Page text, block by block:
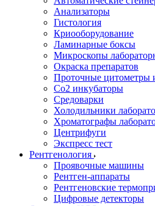
Анализаторы
Гистология
Криооборудование
Ламинарные боксы
Микроскопы
Окраска препаратов
Проточные цитометры
Со2 инкубаторы
Средоварки
Холодильники
Хроматографы
Центрифуги
Экспресс тест
Рентгенология
Проявочные машины
Рентген-аппараты
Рентгеновские
Цифровые детекторы